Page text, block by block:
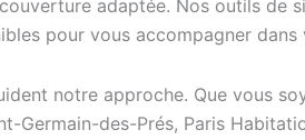
adaptée. Nos outils de
pour vous accompagner dans
notre approche. Que vous
Germain-des-Prés, Paris